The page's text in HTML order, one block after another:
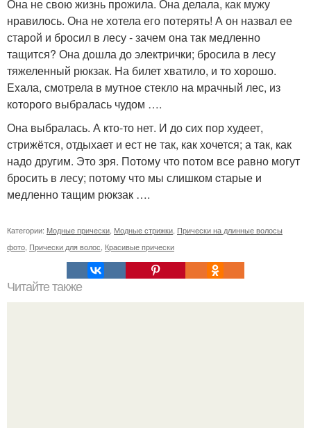
Она не свою жизнь прожила. Она делала, как мужу
нравилось. Она не хотела его потерять! А он назвал ее
старой и бросил в лесу - зачем она так медленно
тащится? Она дошла до электрички; бросила в лесу
тяжеленный рюкзак. Hа билет хватило, и то хорошо.
Exала, смотрела в мутное стекло на мрачный лес, из
которого выбралась чудом ….
Она выбралась. А кто-то нет. И до сих пор худеет,
стрижётся, отдыхает и ест не так, как хочется; а так, как
надо другим. Это зря. Потому что потом все равно могут
бросить в лесу; потому что мы слишком cтарые и
медленно тащим рюкзак ….
Категории: Модные прически Модные стрижки Прически на длинные волосы
фото Прически для волос Красивые прически
Читайте также